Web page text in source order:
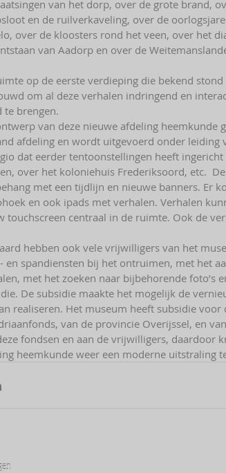
van het dorp, over de grote brand,
en de ruilverkaveling, over de
over de kloosters rond het veen, over het
van Aadorp en over de
op de eerste verdieping die bekend
om al deze verhalen indringend en
te brengen.
van deze nieuwe afdeling heemkunde
afdeling en wordt uitgevoerd onder
dat eerder tentoonstellingen heeft
over het koloniehuis Frederiksoord, etc.
met een tijdlijn en nieuwe banners. Er
en ook ipads met verhalen. Verhalen
touchscreen centraal in de ruimte. Ook de
hebben ook vele vrijwilligers van het
en spandiensten bij het ontruimen, met het
met het zoeken naar bijbehorende foto’s
De subsidie maakte het mogelijk de
realiseren. Het museum heeft subsidie
van de provincie Overijssel, en
fondsen en aan de vrijwilligers, daardoor
heemkunde weer een moderne uitstraling